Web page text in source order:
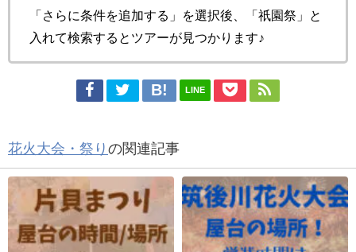
「さらに条件を追加する」を選択後、「祇園祭」と
入れて検索するとツアーが見つかります♪
LINE
花火大会・祭り の関連記事